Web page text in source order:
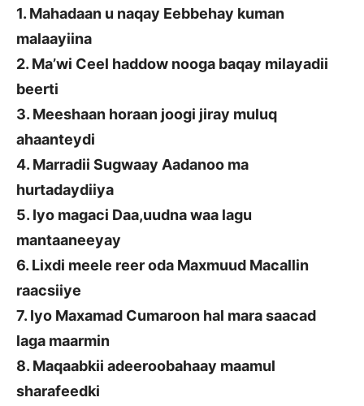
1. Mahadaan u naqay Eebbehay kuman
malaayiina
2. Ma’wi Ceel haddow nooga baqay milayadii
beerti
3. Meeshaan horaan joogi jiray muluq
ahaanteydi
4. Marradii Sugwaay Aadanoo ma
hurtadaydiiya
5. Iyo magaci Daa,uudna waa lagu
mantaaneeyay
6. Lixdi meele reer oda Maxmuud Macallin
raacsiiye
7. Iyo Maxamad Cumaroon hal mara saacad
laga maarmin
8. Maqaabkii adeeroobahaay maamul
sharafeedki